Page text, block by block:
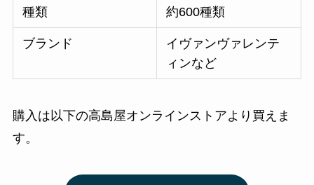
種類 約600種類
ブランド
イヴァンヴァレンテ
ィンなど
購入は以下の高島屋オンラインストアより買えま
す。